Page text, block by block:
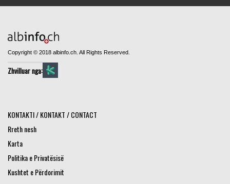
Copyright © 2018 albinfo.ch. All Rights Reserved.
Zhvilluar nga:
KONTAKTI / KONTAKT / CONTACT
Rreth nesh
Karta
Politika e Privatësisë
Kushtet e Përdorimit